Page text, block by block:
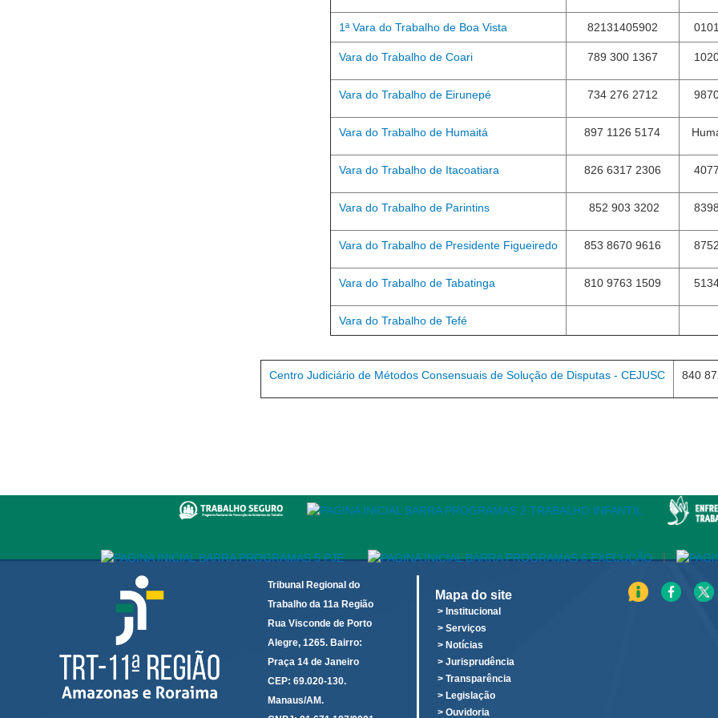
1ª Vara do Trabalho de Boa Vista 82131405902
Vara do Trabalho de Coari 789 300 1367
Vara do Trabalho de Eirunepé 734 276 2712
Vara do Trabalho de Humaitá 897 1126 5174
Vara do Trabalho de Itacoatiara 826 6317 2306
Vara do Trabalho de Parintins 852 903 3202
Vara do Trabalho de Presidente Figueiredo 853 8670 9616
Vara do Trabalho de Tabatinga 810 9763 1509
Vara do Trabalho de Tefé
Centro Judiciário de Métodos Consensuais de Solução de Disputas - CEJUSC 840
|
Tribunal Regional do
Trabalho da 11a Região
Rua Visconde de Porto
Alegre, 1265. Bairro:
Praça 14 de Janeiro
CEP: 69.020-130.
Manaus/AM.
Mapa do site
> Institucional
> Serviços
> Notícias
> Jurisprudência
> Transparência
> Legislação
> Ouvidoria